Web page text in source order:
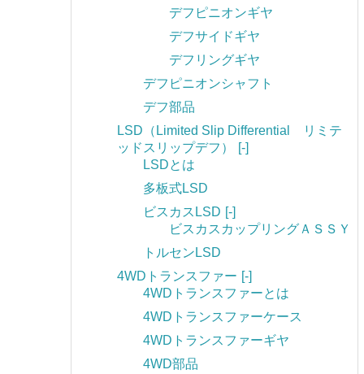
デフピニオンギヤ
デフサイドギヤ
デフリングギヤ
デフピニオンシャフト
デフ部品
LSD（Limited Slip Differential リミテ
ッドスリップデフ）
[-]
LSDとは
多板式LSD
ビスカスLSD [-]
ビスカスカップリングＡＳＳＹ
トルセンLSD
4WDトランスファー [-]
4WDトランスファーとは
4WDトランスファーケース
4WDトランスファーギヤ
4WD部品